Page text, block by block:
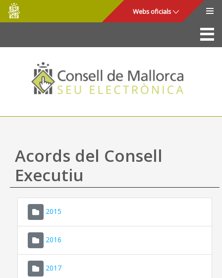
Salta al contingut principal
Consell
de
Mallorca
Webs oficials
La Seu
Consell de Mallorca
Accés i seguretat
Utilitats
Ajuda
Acords del Consell
Executiu
2015
2016
2017